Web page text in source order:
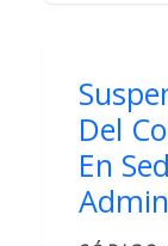
Del
En